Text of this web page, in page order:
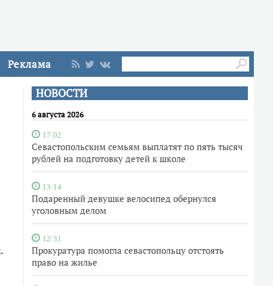
Реклама
НОВОСТИ
6 августа 2026
17:02
Севастопольским семьям выплатят по пять тысяч
рублей на подготовку детей к школе
13:14
Подаренный девушке велосипед обернулся
уголовным делом
12:31
Прокуратура помогла севастопольцу отстоять
право на жилье